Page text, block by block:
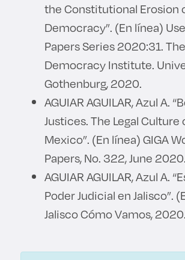
the Constitutional Erosion
Democracy”. (En línea)
Papers Series 2020:31.
Democracy Institute.
Gothenburg, 2020.
AGUIAR AGUILAR, Azul A.
Justices. The Legal Culture
Mexico”. (En línea) GIGA
Papers, No. 322, June 2020.
AGUIAR AGUILAR, Azul A.
Poder Judicial en Jalisco”.
Jalisco Cómo Vamos, 2020.